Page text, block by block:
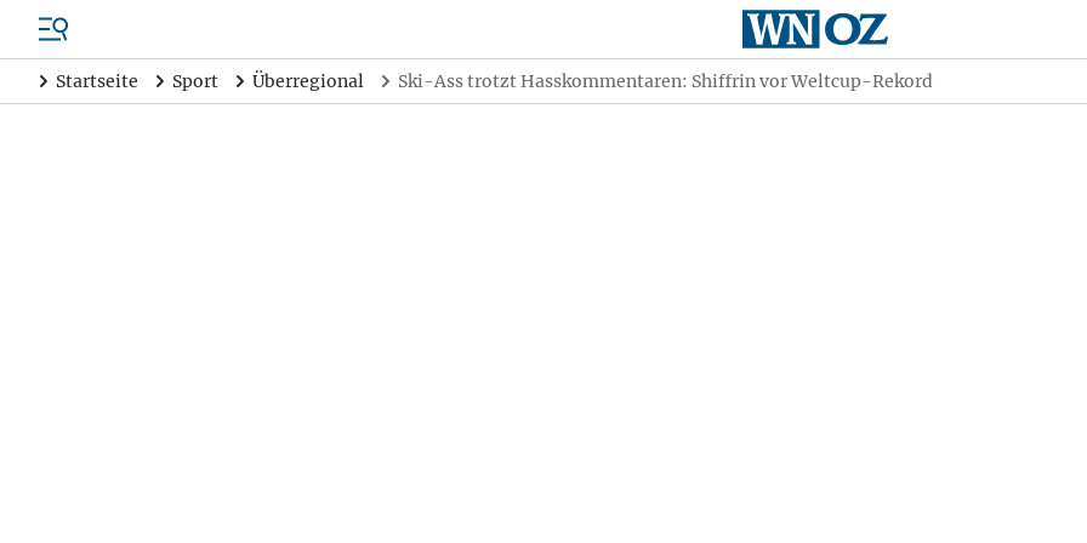
Startseite Sport Überregional Ski-Ass trotzt Hasskommentaren: Shiffrin vor Weltcup-Rekord